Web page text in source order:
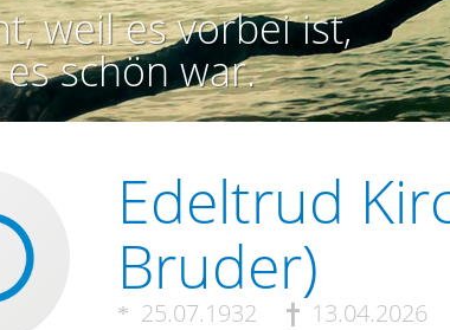
weil es vorbei ist,
schön war.
Edeltrud
Bruder)
25.07.1932 13.04.2026